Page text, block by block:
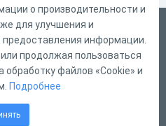
о производительности и
для улучшения и
информации.
продолжая пользоваться
файлов «Cookie» и
Подробнее